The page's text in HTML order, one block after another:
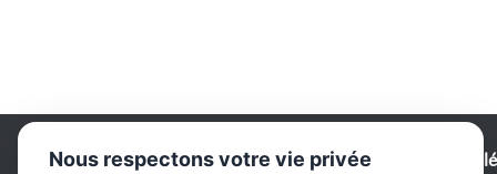
Comité de Bridge -
Nous respectons votre vie privée